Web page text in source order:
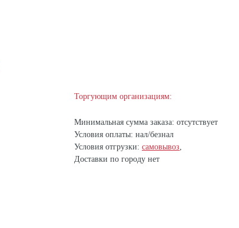
Торгующим организациям:
Минимальная сумма заказа: отсутствует
Условия оплаты: нал/безнал
Условия отгрузки: самовывоз,
Доставки по городу нет